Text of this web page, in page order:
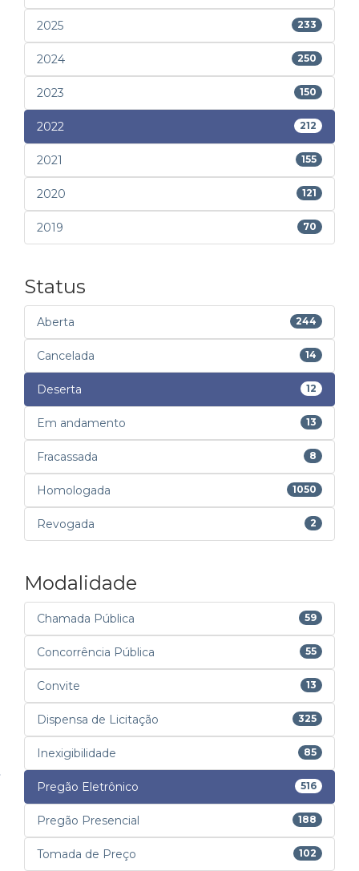
2025 233
2024 250
2023 150
2022 212
2021 155
2020 121
2019 70
Status
Aberta 244
Cancelada 14
Deserta 12
Em andamento 13
Fracassada 8
Homologada 1050
Revogada 2
Modalidade
Chamada Pública 59
Concorrência Pública 55
Convite 13
Dispensa de Licitação 325
Inexigibilidade 85
Pregão Eletrônico 516
Pregão Presencial 188
Tomada de Preço 102